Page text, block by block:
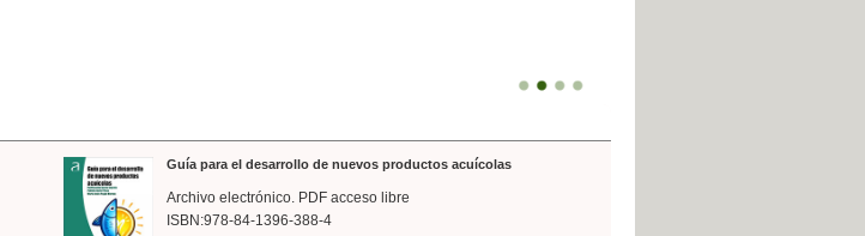
Guía para el desarrollo de nuevos productos acuícolas
Archivo electrónico. PDF acceso libre
ISBN:978-84-1396-388-4